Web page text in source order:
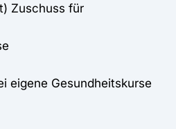
Zuschuss für
eigene Gesundheitskurse